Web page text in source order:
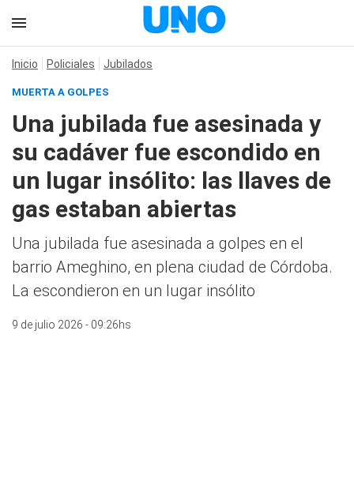
Inicio Policiales Jubilados
MUERTA A GOLPES
Una jubilada fue asesinada y
su cadáver fue escondido en
un lugar insólito: las llaves de
gas estaban abiertas
Una jubilada fue asesinada a golpes en el
barrio Ameghino, en plena ciudad de Córdoba.
La escondieron en un lugar insólito
9 de julio 2026 - 09:26hs